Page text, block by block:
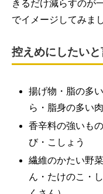
きるだけ減らすのが
でイメージしてみま
控えめにしたいと
揚げ物・脂の多
ら・脂身の多い
香辛料の強いも
び・こしょう
繊維のかたい野
ん・たけのこ・